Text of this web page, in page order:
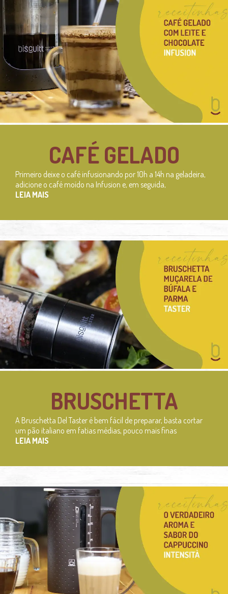
CAFÉ GELADO
Primeiro deixe o café infusionando por 10h a 14h na geladeira,
adicione o café moído na Infusion e, em seguida,
LEIA MAIS
BRUSCHETTA
A Bruschetta Del Taster é bem fácil de preparar, basta cortar
um pão italiano em fatias médias, pouco mais finas
LEIA MAIS